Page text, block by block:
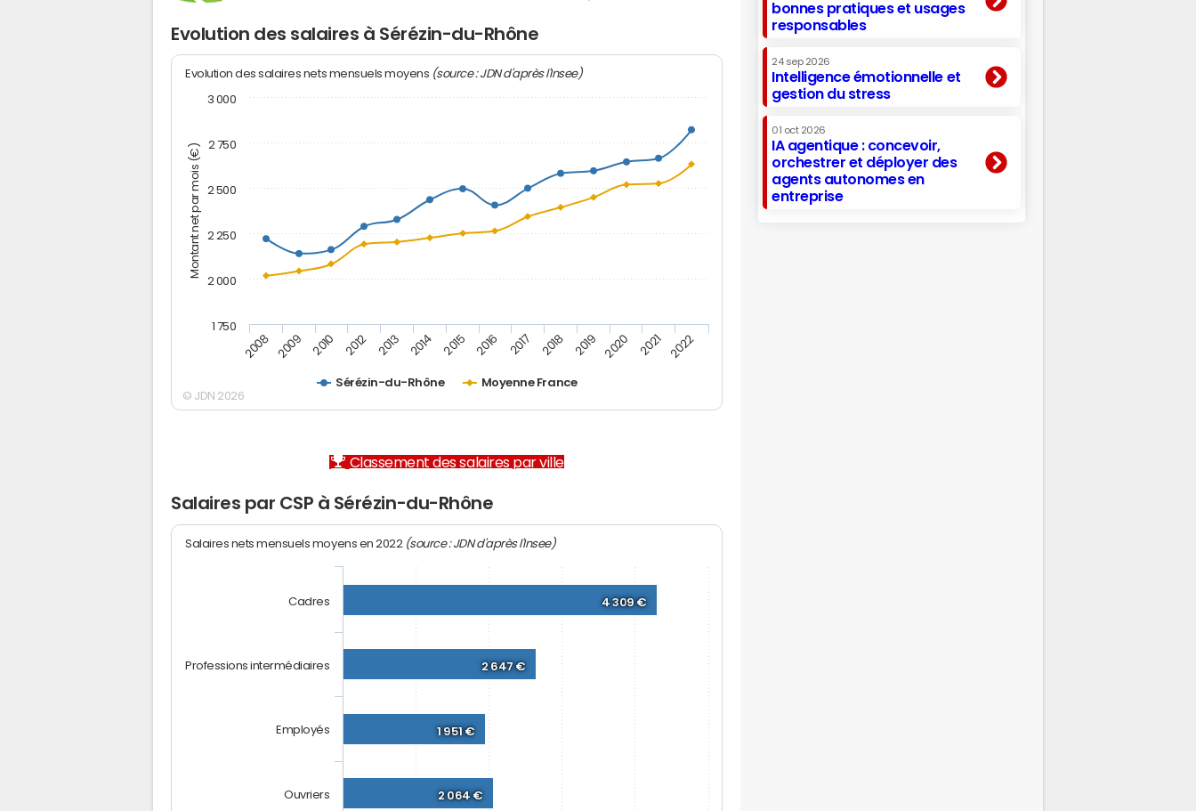
Evolution des salaires à Sérézin-du-Rhône
Montant net par mois (€)
Evolution des salaires nets mensuels moyens (source : JDN d'après l'Insee)
Sérézin-du-Rhône Moyenne France
2008 2009 2010 2012 2013 2014 2015 2016 2017 2018 2019 2020 2021 2022
1 750
2 000
2 250
2 500
2 750
3 000
© JDN 2026
Classement des salaires par ville
Salaires par CSP à Sérézin-du-Rhône
Salaires nets mensuels moyens en 2022 (source : JDN d'après l'Insee)
4 309 €
2 647 €
1 951 €
2 064 €
Cadres
Professions intermédiaires
Employés
Ouvriers
bonnes pratiques et usages
responsables
24 sep 2026
Intelligence émotionnelle et
gestion du stress
01 oct 2026
IA agentique : concevoir,
orchestrer et déployer des
agents autonomes en
entreprise